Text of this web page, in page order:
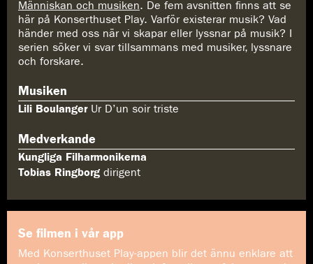
Människan och musiken. De fem avsnitten finns att se
här på Konserthuset Play. Varför existerar musik? Vad
händer med oss när vi skapar eller lyssnar på musik? I
serien söker vi svar tillsammans med musiker, lyssnare
och forskare.
Musiken
Lili Boulanger Ur D’un soir triste
Medverkande
Kungliga Filharmonikerna
Tobias Ringborg dirigent
Se filmen i vår app
Med Konserthuset Play-appen blir det ännu enklare att